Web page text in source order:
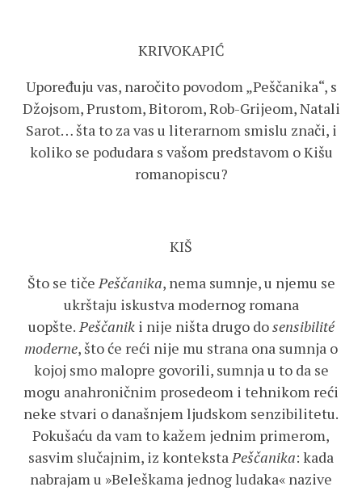
KRIVOKAPIĆ
Upoređuju vas, naročito povodom „Peščanika“, s
Džojsom, Prustom, Bitorom, Rob-Grijeom, Natali
Sarot… šta to za vas u literarnom smislu znači, i
koliko se podudara s vašom predstavom o Kišu
romanopiscu?
KIŠ
Što se tičePeščanika, nema sumnje, u njemu se
ukrštaju iskustva modernog romana
uopšte.Peščanik i nije ništa drugo dosensibilité
moderne, što će reći nije mu strana ona sumnja o
kojoj smo malopre govorili, sumnja u to da se
mogu anahroničnim prosedeom i tehnikom reći
neke stvari o današnjem ljudskom senzibilitetu.
Pokušaću da vam to kažem jednim primerom,
sasvim slučajnim, iz kontekstaPeščanika: kada
nabrajam u »Beleškama jednog ludaka« nazive